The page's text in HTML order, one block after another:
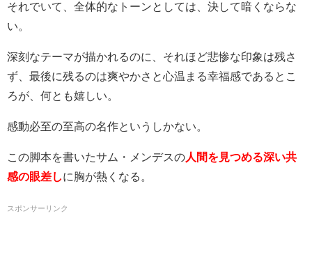
それでいて、全体的なトーンとしては、決して暗くならな
い。
深刻なテーマが描かれるのに、それほど悲惨な印象は残さ
ず、最後に残るのは爽やかさと心温まる幸福感であるとこ
ろが、何とも嬉しい。
感動必至の至高の名作というしかない。
この脚本を書いたサム・メンデスの 人間を見つめる深い共
感の眼差しに胸が熱くなる。
スポンサーリンク